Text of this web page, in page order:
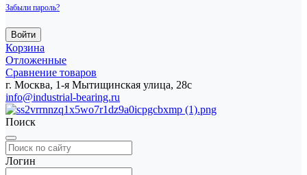
Забыли пароль?
Корзина
Отложенные
Сравнение товаров
г. Москва, 1-я Мытищинская улица, 28с
info@industrial-bearing.ru
Поиск
Логин